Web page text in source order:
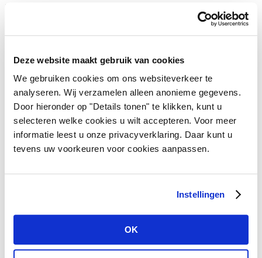
Deze website maakt gebruik van cookies
We gebruiken cookies om ons websiteverkeer te
analyseren. Wij verzamelen alleen anonieme gegevens.
Door hieronder op "Details tonen" te klikken, kunt u
selecteren welke cookies u wilt accepteren. Voor meer
informatie leest u onze privacyverklaring. Daar kunt u
tevens uw voorkeuren voor cookies aanpassen.
Instellingen
OK
22 Apr. 2026
Amfori-Mitgliedschaft (BSCI) Für Unternehmen ist es heute
genauso wichtig, Gutes für die Menschen und den Planeten zu tun
Nichtregierungsorganisationen verlangen, dass Unternehmen
Die Aufgabe von...
Vivant Decorations B.V.
Amerikalaan 21
6199 AE Maastricht Airport
Niederlande
Tel +31 (0)43 358 67 67
Folgen Sie uns auf:
Produktkategorien